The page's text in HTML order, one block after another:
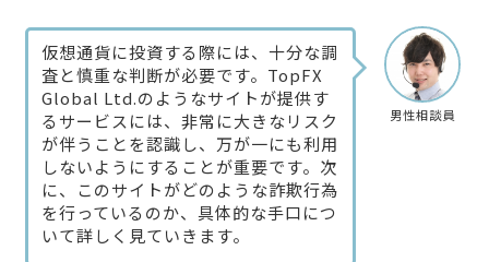
男性相談員
仮想通貨に投資する際には、十分な調
査と慎重な判断が必要です。TopFX
Global Ltd.のようなサイトが提供す
るサービスには、非常に大きなリスク
が伴うことを認識し、万が一にも利用
しないようにすることが重要です。次
に、このサイトがどのような詐欺行為
を行っているのか、具体的な手口につ
いて詳しく見ていきます。